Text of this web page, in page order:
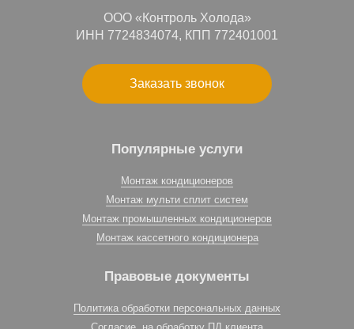
ООО «Контроль Холода»
ИНН 7724834074, КПП 772401001
Заказать звонок
Популярные услуги
Монтаж кондиционеров
Монтаж мульти сплит систем
Монтаж промышленных кондиционеров
Монтаж кассетного кондиционера
Правовые документы
Политика обработки персональных данных